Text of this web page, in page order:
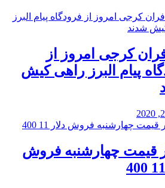
کرجی امروز از
پیام البرز راهی کیش
قیمت چهارشنبه فروش